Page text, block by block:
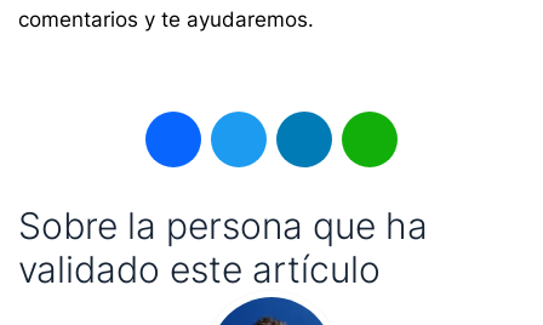
comentarios y te ayudaremos.
FacebookTwitterLinkedInWhatsApp
Sobre la persona que ha
validado este artículo